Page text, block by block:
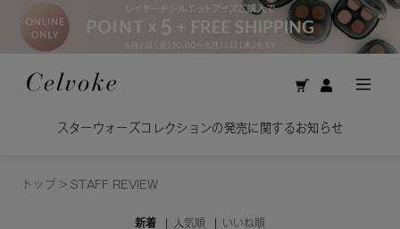
スターウォーズコレクションの発売に関するお知らせ
トップ > STAFF REVIEW
新着 人気順 いいね順